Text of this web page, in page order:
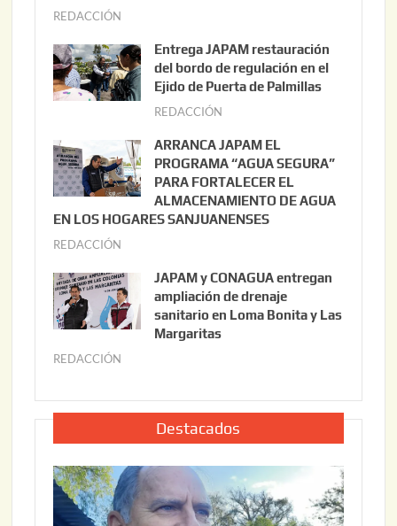
REDACCIÓN
o
s
t
3
,
2
0
Entrega JAPAM restauración
del bordo de regulación en el
Ejido de Puerta de Palmillas
REDACCIÓN
i
o
2
2
0
ARRANCA JAPAM EL
PROGRAMA “AGUA SEGURA”
PARA FORTALECER EL
ALMACENAMIENTO DE AGUA
EN LOS HOGARES SANJUANENSES
REDACCIÓN
l
i
o
,
0
2
6
JAPAM y CONAGUA entregan
ampliación de drenaje
sanitario en Loma Bonita y Las
Margaritas
REDACCIÓN
l
o
2
2
,
Destacados